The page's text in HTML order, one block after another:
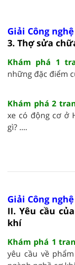
Giải Công
3. Thợ sửa
Khám phá 1
những đặc điểm
Khám phá 2
xe có động cơ ở
gì? ....
Giải Công
II. Yêu cầu
khí
Khám phá 1
yêu cầu về